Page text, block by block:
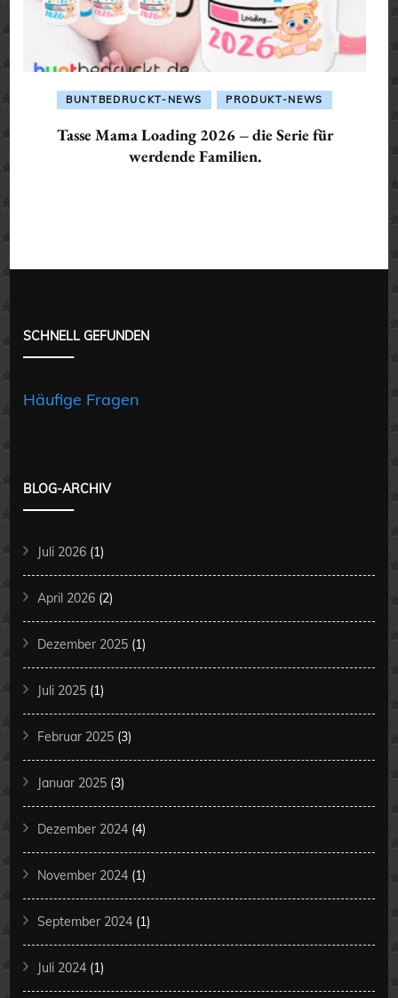
BUNTBEDRUCKT-NEWS PRODUKT-NEWS
Tasse Mama Loading 2026 – die Serie für
werdende Familien.
SCHNELL GEFUNDEN
Häufige Fragen
BLOG-ARCHIV
Juli 2026 (1)
April 2026 (2)
Dezember 2025 (1)
Juli 2025 (1)
Februar 2025 (3)
Januar 2025 (3)
Dezember 2024 (4)
November 2024 (1)
September 2024 (1)
Juli 2024 (1)